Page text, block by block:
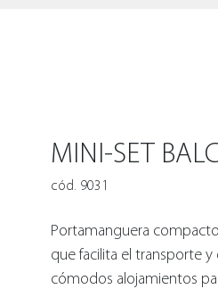
MINI-SET
cód. 9031
Portamanguera
que facilita el transporte y
cómodos alojamientos